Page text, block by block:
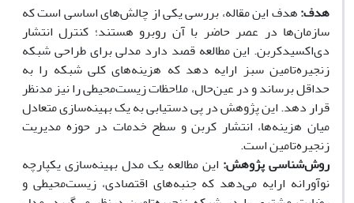
هدف:هدف این مقاله، بررسی یکی از چالش‌های اساسی است که
سازمان‌ها در عصر حاضر با آن روبرو هستند؛ کنترل انتشار
دی‌اکسید‌‌کربن. این مطالعه قصد دارد مدلی برای طراحی شبکه
زنجیره‌تامین سبز ارایه دهد که هزینه‌های کلی شبکه را به
حداقل برساند و در عین‌حال، ملاحظات زیست‌محیطی را نیز مد‌نظر
قرار دهد. این پژوهش در پی دستیابی به یک بهینه‌سازی متعادل
میان هزینه‌ها، انتشار کربن و سطح خدمات در حوزه مدیریت
زنجیره‌تامین است.
روش‌شناسی پژوهش: این مطالعه یک مدل بهینه‌سازی یکپارچه
نوآورانه ارایه می‌دهد که جنبه‌های اقتصادی، زیست‌محیطی و